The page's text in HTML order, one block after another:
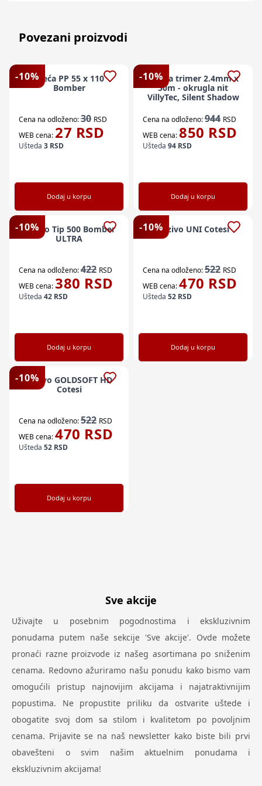
Povezani proizvodi
-10%Vreća PP 55 x 110
Bomber
Cena na odloženo:30 RSD
WEB cena: 27 RSD
Ušteda 3 RSD
Dodaj u korpu
-10%
Silk za trimer 2.4mm x
50m - okrugla nit
VillyTec, Silent Shadow
Cena na odloženo:944 RSD
WEB cena:850 RSD
Ušteda 94 RSD
Dodaj u korpu
-10%
Vezivo Tip 500 Bomber
ULTRA
Cena na odloženo:422 RSD
WEB cena:380 RSD
Ušteda 42 RSD
Dodaj u korpu
-10%
Vezivo UNI Cotesi
Cena na odloženo:522 RSD
WEB cena:470 RSD
Ušteda 52 RSD
Dodaj u korpu
-10%
Vezivo GOLDSOFT HD
Cotesi
Cena na odloženo:522 RSD
WEB cena:470 RSD
Ušteda 52 RSD
Dodaj u korpu
Sve akcije
Uživajte u posebnim pogodnostima i ekskluzivnim
ponudama putem naše sekcije 'Sve akcije'. Ovde možete
pronaći razne proizvode iz našeg asortimana po sniženim
cenama. Redovno ažuriramo našu ponudu kako bismo vam
omogućili pristup najnovijim akcijama i najatraktivnijim
popustima. Ne propustite priliku da ostvarite uštede i
obogatite svoj dom sa stilom i kvalitetom po povoljnim
cenama. Prijavite se na naš newsletter kako biste bili prvi
obavešteni o svim našim aktuelnim ponudama i
ekskluzivnim akcijama!